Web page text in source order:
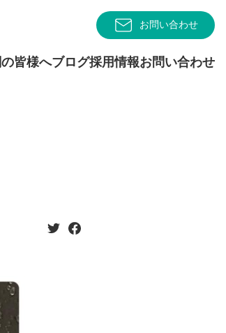
お問い合わせ
皆様へブログ採用情報お問い合わせ